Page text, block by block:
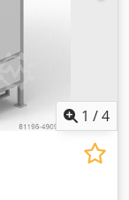
15
1 /4